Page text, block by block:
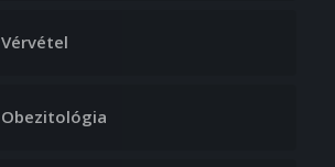
Vérvétel
Obezitológia